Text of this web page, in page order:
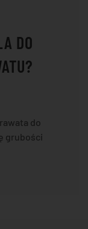
DO
do
grubości